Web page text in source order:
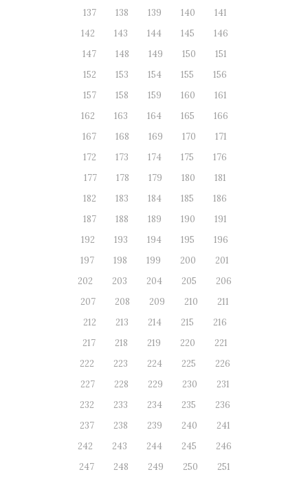
137
138 139 140
141
142
143 144 145
146
147
148 149 150
151
152
153 154 155
156
157
158 159 160
161
162
163 164 165
166
167
168 169 170
171
172
173 174 175
176
177
178 179 180
181
182
183 184 185
186
187
188 189 190
191
192
193 194 195
196
197
198 199 200
201
202
203 204 205
206
207
208 209 210
211
212
213 214 215
216
217
218 219 220
221
222
223 224 225
226
227
228 229 230
231
232
233 234 235
236
237
238 239 240
241
242
243 244 245
246
247
248 249 250
251